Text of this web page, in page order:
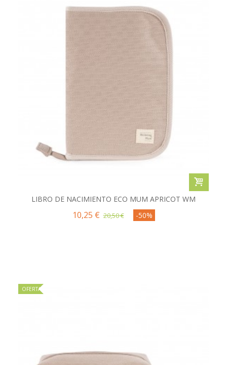
LIBRO DE NACIMIENTO ECO MUM APRICOT WM
10,25 € 20,50 € -50%
OFERTA